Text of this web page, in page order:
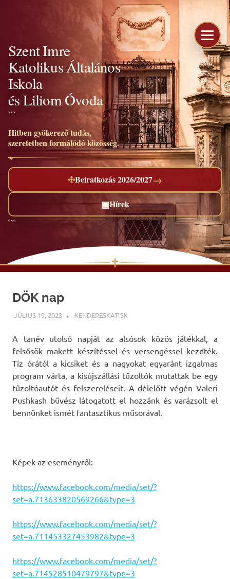
```
```
Szent Imre
Katolikus Általános
Iskola
és Liliom Óvoda
```
Hitben gyökerező tudás,
szeretetben formálódó közösség.
✣Beiratkozás 2026/2027→
▣Hírek
```
✝
contentDÖK nap
JÚLIUS 19, 2023 KENDERESKATISKUNCATEGORIZED
A tanév utolsó napját az alsósok közös játékkal, a
felsősök makett készítéssel és versengéssel kezdték.
Tíz órától a kicsiket és a nagyokat egyaránt izgalmas
program várta, a kisújszállási tűzoltók mutattak be egy
tűzoltóautót és felszereléseit. A délelőtt végén Valeri
Pushkash bűvész látogatott el hozzánk és varázsolt el
bennünket ismét fantasztikus műsorával.
Képek az eseményről:
https://www.facebook.com/media/set/?
set=a.713633820569266&type=3
https://www.facebook.com/media/set/?
set=a.711453327453982&type=3
https://www.facebook.com/media/set/?
set=a.714528510479797&type=3